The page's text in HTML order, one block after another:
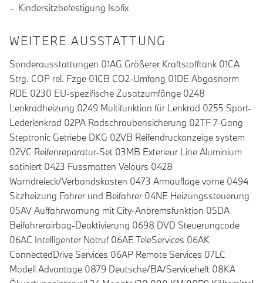
Kindersitzbefestigung Isofix
WEITERE AUSSTATTUNG
Sonderausstattungen 01AG Größerer Kraftstofftank 01CA
Strg. COP rel. Fzge 01CB CO2-Umfang 01DE Abgasnorm
RDE 0230 EU-spezifische Zusatzumfänge 0248
Lenkradheizung 0249 Multifunktion für Lenkrad 0255 Sport-
Lederlenkrad 02PA Radschraubensicherung 02TF 7-Gang
Steptronic Getriebe DKG 02VB Reifendruckanzeige system
02VC Reifenreparatur-Set 03MB Exterieur Line Aluminium
satiniert 0423 Fussmatten Velours 0428
Warndreieck/Verbandskasten 0473 Armauflage vorne 0494
Sitzheizung Fahrer und Beifahrer 04NE Heizungssteuerung
05AV Auffahrwarnung mit City-Anbremsfunktion 05DA
Beifahrerairbag-Deaktivierung 0698 DVD Steuerungcode
06AC Intelligenter Notruf 06AE TeleServices 06AK
ConnectedDrive Services 06AP Remote Services 07LC
Modell Advantage 0879 Deutsche/BA/Serviceheft 08KA